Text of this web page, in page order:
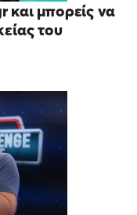
μπορείς να
του